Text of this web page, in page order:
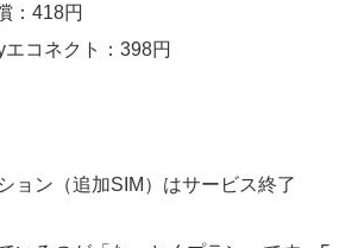
：418円
エコネクト：398円
ョン（追加SIM）はサービス終了